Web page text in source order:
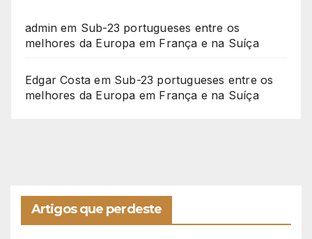
admin em Sub-23 portugueses entre os
melhores da Europa em França e na Suíça
Edgar Costa em Sub-23 portugueses entre os
melhores da Europa em França e na Suíça
Artigos que perdeste